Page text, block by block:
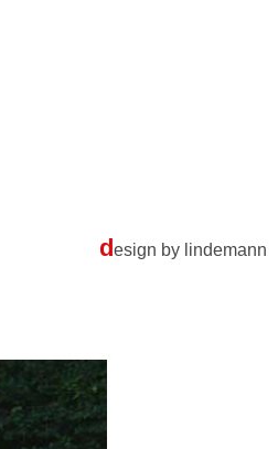
design by lindemann